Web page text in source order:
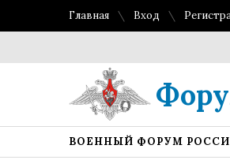
Главная Вход
ВОЕННЫЙ ФОРУМ